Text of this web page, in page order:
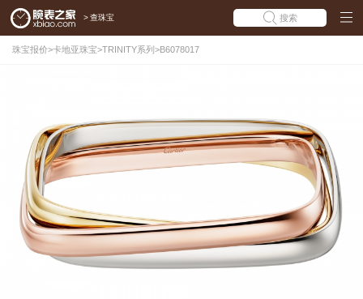
> 查珠宝 搜索
珠宝报价>卡地亚珠宝>TRINITY系列 >B6078017